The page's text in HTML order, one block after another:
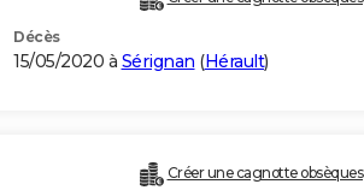
Décès
15/05/2020 à Sérignan (Hérault)
Créer une cagnotte obsèques